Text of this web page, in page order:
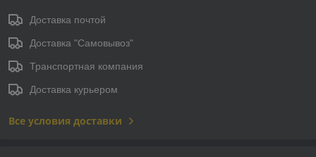
Доставка почтой
Доставка "Самовывоз"
Транспортная компания
Доставка курьером
Все условия доставки